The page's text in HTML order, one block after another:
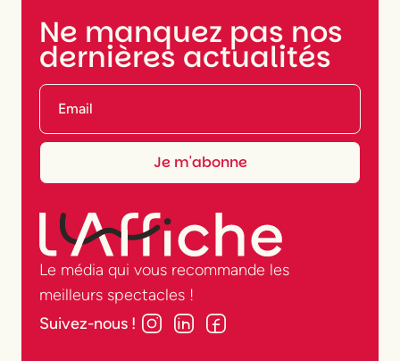
Ne manquez pas nos
dernières actualités
Le média qui vous recommande les
meilleurs spectacles !
Suivez-nous !